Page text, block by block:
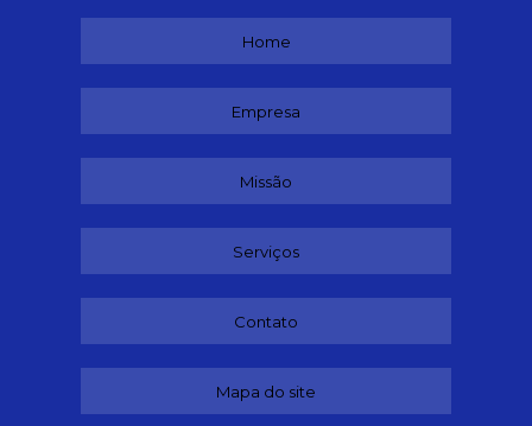
Home
Empresa
Missão
Serviços
Contato
Mapa do site